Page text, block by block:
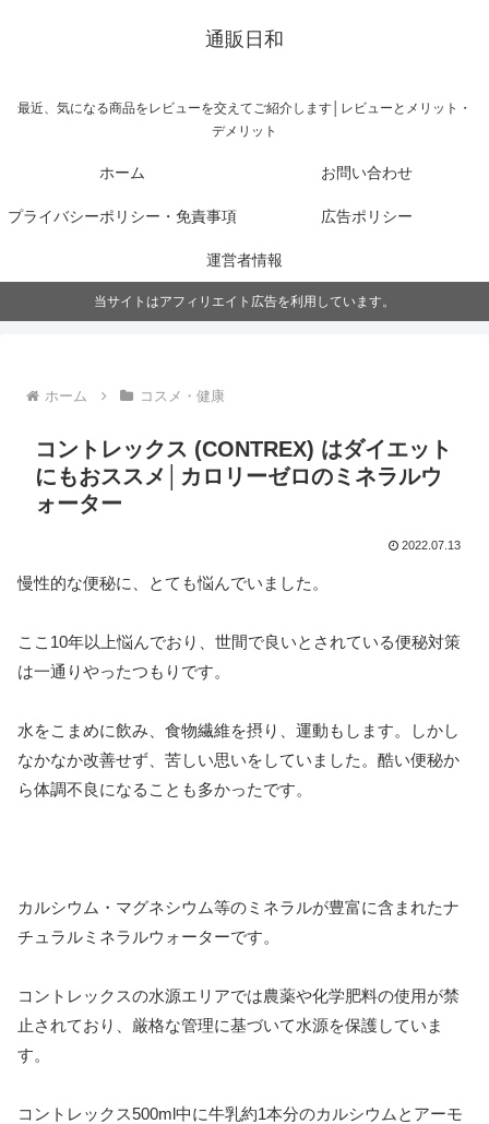
通販日和
最近、気になる商品をレビューを交えてご紹介します│レビューとメリット・
デメリット
ホーム お問い合わせ
プライバシーポリシー・免責事項 広告ポリシー
運営者情報
当サイトはアフィリエイト広告を利用しています。
ホーム コスメ・健康
コントレックス (CONTREX) はダイエット
にもおススメ│カロリーゼロのミネラルウ
ォーター
2022.07.13
慢性的な便秘に、とても悩んでいました。
ここ10年以上悩んでおり、世間で良いとされている便秘対策
は一通りやったつもりです。
水をこまめに飲み、食物繊維を摂り、運動もします。しかし
なかなか改善せず、苦しい思いをしていました。酷い便秘か
ら体調不良になることも多かったです。
カルシウム・マグネシウム等のミネラルが豊富に含まれたナ
チュラルミネラルウォーターです。
コントレックスの水源エリアでは農薬や化学肥料の使用が禁
止されており、厳格な管理に基づいて水源を保護していま
す。
コントレックス500ml中に牛乳約1本分のカルシウムとアーモ